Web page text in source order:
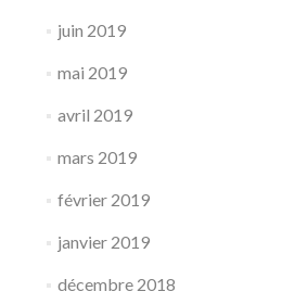
juin 2019
mai 2019
avril 2019
mars 2019
février 2019
janvier 2019
décembre 2018